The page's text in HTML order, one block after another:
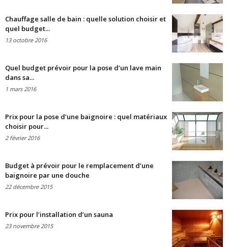
Chauffage salle de bain : quelle solution choisir et
quel budget...
13 octobre 2016
Quel budget prévoir pour la pose d’un lave main
dans sa...
1 mars 2016
Prix pour la pose d’une baignoire : quel matériaux
choisir pour...
2 février 2016
Budget à prévoir pour le remplacement d’une
baignoire par une douche
22 décembre 2015
Prix pour l’installation d’un sauna
23 novembre 2015